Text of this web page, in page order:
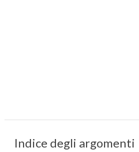
Indice degli argomenti